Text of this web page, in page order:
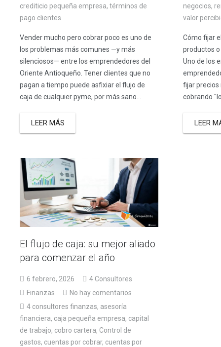
crediticio pequeña empresa, términos de
pago clientes
Vender mucho pero cobrar poco es uno de
los problemas más comunes —y más
silenciosos— entre los emprendedores del
Oriente Antioqueño. Tener clientes que no
pagan a tiempo puede asfixiar el flujo de
caja de cualquier pyme, por más sano...
LEER MÁS
negocios,
valor
Cómo fijar
productos
Uno de los
fijar precios
cobrando
LEER
El flujo de caja: su mejor aliado
para comenzar el año
6 febrero, 2026
4 Consultores
Finanzas
No hay comentarios
4 consultores finanzas, asesoría
financiera, caja pequeña empresa, capital
de trabajo, cobro cartera, Control de
gastos, cuentas por cobrar, cuentas por